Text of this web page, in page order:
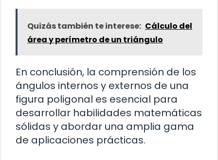
Quizás también te interese: Cálculo del
área y perímetro de un triángulo
En conclusión, la comprensión de los
ángulos internos y externos de una
figura poligonal es esencial para
desarrollar habilidades matemáticas
sólidas y abordar una amplia gama
de aplicaciones prácticas.